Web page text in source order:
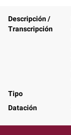
Descripción /
Transcripción
Tipo
Datación